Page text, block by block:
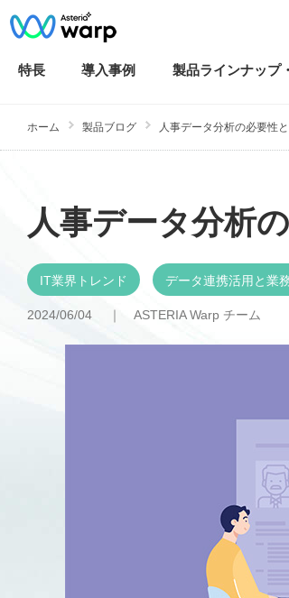
特長 導入事例 製品ラインナップ・
ホーム 製品ブログ 人事データ分析の必要性
人事データ分析
IT業界トレンド データ連携活用と業
2024/06/04 ｜ ASTERIA Warp チーム